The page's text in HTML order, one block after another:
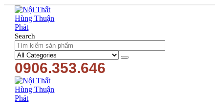
Search
0906.353.646